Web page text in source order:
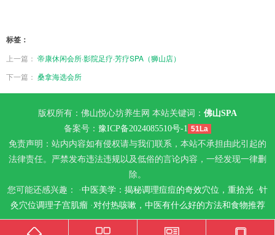
标签：
上一篇： 帝康休闲会所·影院足疗·芳疗SPA（狮山店）
下一篇： 桑拿海选会所
版权所有：佛山悦心坊养生网 本站关键词： 佛山SPA
备案号： 豫ICP备2024085510号-1 51La
免责声明：站内内容如有侵权请与我们联系，本站不承担由此引起的
法律责任。严禁发布违法违规以及低俗的言论内容，一经发现一律删
除。
您可能还感兴趣： ·中医美学：揭秘调理痘痘的奇效穴位，重拾光 ·针
灸穴位调理子宫肌瘤· 对付热咳嗽，中医有什么好的方法和食物推荐